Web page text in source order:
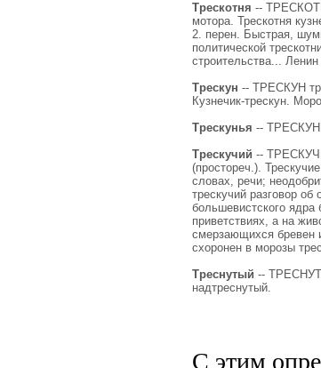
Трескотня --
мотора. Трескотня
2. перен. Быстрая,
политической
строительства...
Трескун -- ТРЕСКУН
Кузнечик-трескун.
Трескунья --
Трескучий --
(простореч.).
словах, речи;
трескучий разговор
большевистского
приветствиях, а на
смерзающихся бревен
схоронен в морозы
Треснутый --
надтреснутый.
С этим